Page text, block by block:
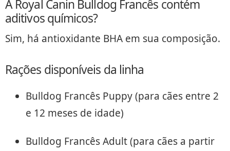
A Royal Canin Bulldog Francês contém
aditivos químicos?
Sim, há antioxidante BHA em sua composição.
Rações disponíveis da linha
Bulldog Francês Puppy (para cães entre 2
e 12 meses de idade)
Bulldog Francês Adult (para cães a partir